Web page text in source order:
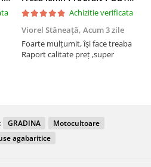
Achizitie verificata
Viorel Stăneață, Acum 3 zile
Foarte mulțumit, își face treaba
Raport calitate preț ,super
GRADINA
Motocultoare
agabaritice